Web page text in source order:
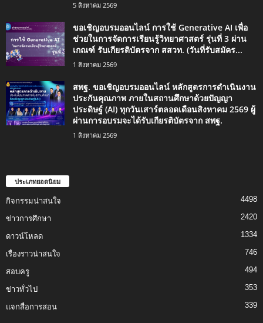
5 สิงหาคม 2569
ขอเชิญอบรมออนไลน์ การใช้ Generative AI เพื่อ
ช่วยในการจัดการเรียนรู้วิทยาศาสตร์ รุ่นที่ 3 ผ่าน
เกณฑ์ รับเกียรติบัตรจาก สสวท. (วันที่รับสมัคร...
1 สิงหาคม 2569
สพฐ. ขอเชิญอบรมออนไลน์ หลักสูตรการดำเนินงาน
ประกันคุณภาพ ภายในสถานศึกษาด้วยปัญญา
ประดิษฐ์ (AI) ทุกวันเสาร์ตลอดเดือนสิงหาคม 2569 ผู้
ผ่านการอบรมจะได้รับเกียรติบัตรจาก สพฐ.
1 สิงหาคม 2569
ประเภทยอดนิยม
กิจกรรมน่าสนใจ 4498
ข่าวการศึกษา 2420
ดาวน์โหลด 1334
เรื่องราวน่าสนใจ 746
สอบครู 494
ข่าวทั่วไป 353
แจกสื่อการสอน 339